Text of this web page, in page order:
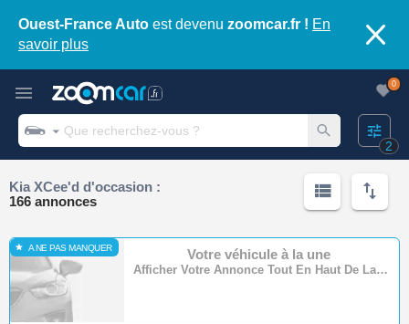
Ouest-France Auto est devenu zoomcar.fr ! En
savoir plus
2
0
Kia XCee'd d'occasion :
166 annonces
A NE PAS MANQUER Votre véhicule à la une
Afficher Votre Annonce Tout En Haut De La Page